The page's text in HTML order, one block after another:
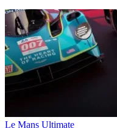
Le Mans Ultimate